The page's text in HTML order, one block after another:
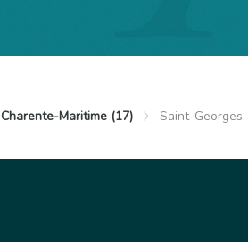
Georges-de-Didonne
Appartement
Charente-Maritime (17) Saint-